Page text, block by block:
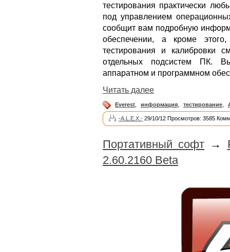
тестирования практически
под управлением
сообщит вам подробную
обеспечении, а кроме
тестирования и калибровки
отдельных подсистем ПК.
аппаратном и программном
Читать далее
Everest информация тестирование
-A.L.E.X.- 29/10/12 Просмотров: 3585
Портативный софт →
2.60.2160 Beta